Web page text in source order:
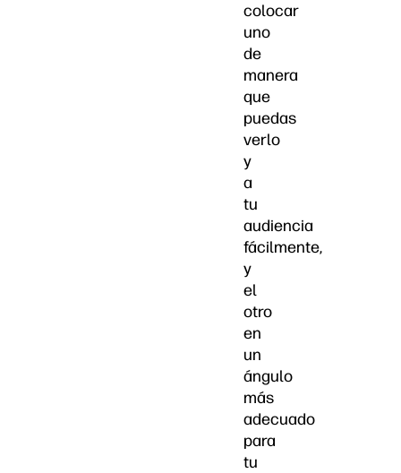
colocar
uno
de
manera
que
puedas
verlo
y
a
tu
audiencia
fácilmente,
y
el
otro
en
un
ángulo
más
adecuado
para
tu